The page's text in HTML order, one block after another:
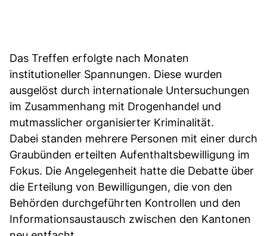
Das Treffen erfolgte nach Monaten
institutioneller Spannungen. Diese wurden
ausgelöst durch internationale Untersuchungen
im Zusammenhang mit Drogenhandel und
mutmasslicher organisierter Kriminalität.
Dabei standen mehrere Personen mit einer durch
Graubünden erteilten Aufenthaltsbewilligung im
Fokus. Die Angelegenheit hatte die Debatte über
die Erteilung von Bewilligungen, die von den
Behörden durchgeführten Kontrollen und den
Informationsaustausch zwischen den Kantonen